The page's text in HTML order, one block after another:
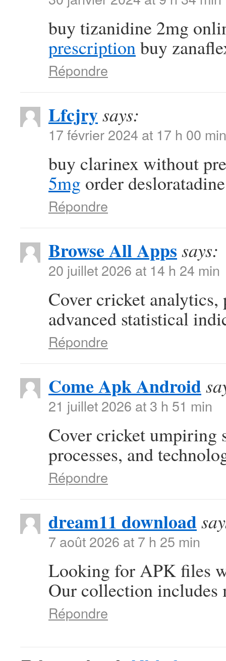
buy tizanidine 2mg
prescriptionbuy
Répondre
Lfcjrysays:
17 février 2024 at 17 h 00 min
buy clarinex without
5mg order desloratadine
Répondre
Browse All Apps says:
20 juillet 2026 at 14 h 24 min
Cover cricket
advanced statistical
Répondre
Come Apk Android
21 juillet 2026 at 3 h 51 min
Cover cricket umpiring
processes, and
Répondre
dream11 download
7 août 2026 at 7 h 25 min
Looking for APK files
Our collection
Répondre